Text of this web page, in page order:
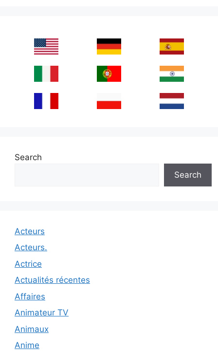
Search
Search
Acteurs
Acteurs.
Actrice
Actualités récentes
Affaires
Animateur TV
Animaux
Anime